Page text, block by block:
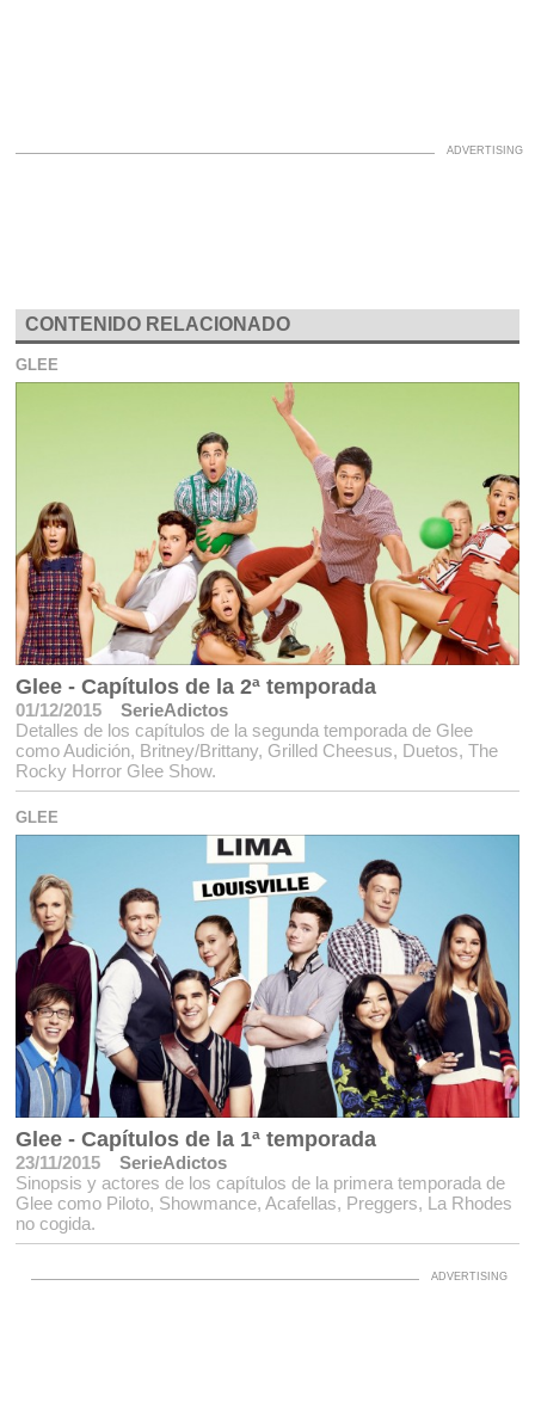
CONTENIDO RELACIONADO
GLEE
Glee - Capítulos de la 2ª temporada
01/12/2015
SerieAdictos
Detalles de los capítulos de la segunda temporada de Glee
como Audición, Britney/Brittany, Grilled Cheesus, Duetos, The
Rocky Horror Glee Show.
GLEE
Glee - Capítulos de la 1ª temporada
23/11/2015
SerieAdictos
Sinopsis y actores de los capítulos de la primera temporada de
Glee como Piloto, Showmance, Acafellas, Preggers, La Rhodes
no cogida.